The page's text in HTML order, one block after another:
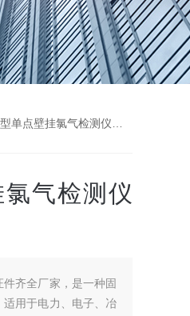
挂氯气检测仪证件齐全厂家
气检测仪
齐全厂家，是一种固
用于电力、电子、冶